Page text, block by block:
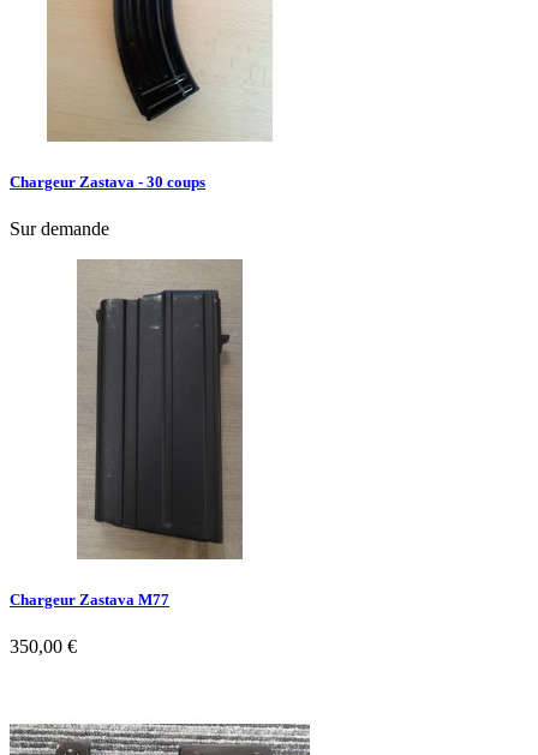
Chargeur Zastava - 30 coups
Sur demande
Chargeur Zastava M77
350,00 €